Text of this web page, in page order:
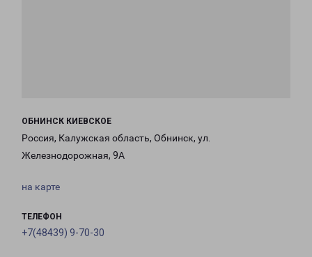
ОБНИНСК КИЕВСКОЕ
Россия, Калужская область, Обнинск, ул.
Железнодорожная, 9А
на карте
ТЕЛЕФОН
+7(48439) 9-70-30